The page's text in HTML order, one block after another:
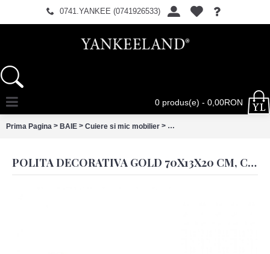
0741.YANKEE (0741926533)
0 produs(e) - 0,00RON
Prima Pagina > BAIE > Cuiere si mic mobilier > Polita decorativa Gold
POLITA DECORATIVA GOLD 70X13X20 CM, CLAYRE&EEF